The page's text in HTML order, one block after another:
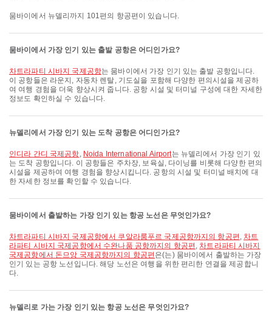
뭄바이에서 뉴델리까지 101편의 항공편이 있습니다.
뭄바이에서 가장 인기 있는 출발 공항은 어디인가요?
차트라파티 시바지 국제공항는 뭄바이에서 가장 인기 있는 출발 공항입니다.
이 공항들은 라운지, 자동차 렌탈, 기도실을 포함해 다양한 편의시설을 제공하
여 여행 경험을 더욱 향상시켜 줍니다. 공항 시설 및 터미널 구성에 대한 자세한
정보도 확인하실 수 있습니다.
뉴델리에서 가장 인기 있는 도착 공항은 어디인가요?
인디라 간디 국제공항, Noida International Airport는 뉴델리에서 가장 인기 있
는 도착 공항입니다. 이 공항들은 주차장, 보육실, 다이닝를 비롯해 다양한 편의
시설을 제공하여 여행 경험을 향상시킵니다. 공항의 시설 및 터미널 배치에 대
한 자세한 정보를 확인할 수 있습니다.
뭄바이에서 출발하는 가장 인기 있는 항공 노선은 무엇인가요?
차트라파티 시바지 국제공항에서 쿠알라룸푸르 국제공항까지의 항공편 , 차트
라파티 시바지 국제공항에서 수완나품 공항까지의 항공편 , 차트라파티 시바지
국제공항에서 돈므앙 국제공항까지의 항공편 은(는) 뭄바이에서 출발하는 가장
인기 있는 공항 노선입니다. 해당 노선은 여행을 위한 편리한 연결을 제공합니
다.
뉴델리로 가는 가장 인기 있는 항공 노선은 무엇인가요?